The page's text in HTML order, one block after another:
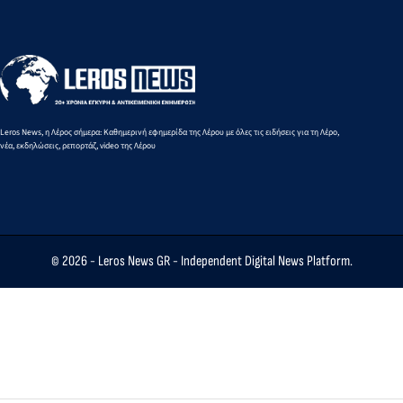
Leros News, η Λέρος σήμερα: Καθημερινή εφημερίδα της Λέρου με όλες τις ειδήσεις για τη Λέρο,
νέα, εκδηλώσεις, ρεπορτάζ, video της Λέρου
© 2026 - Leros News GR- Independent Digital News Platform.